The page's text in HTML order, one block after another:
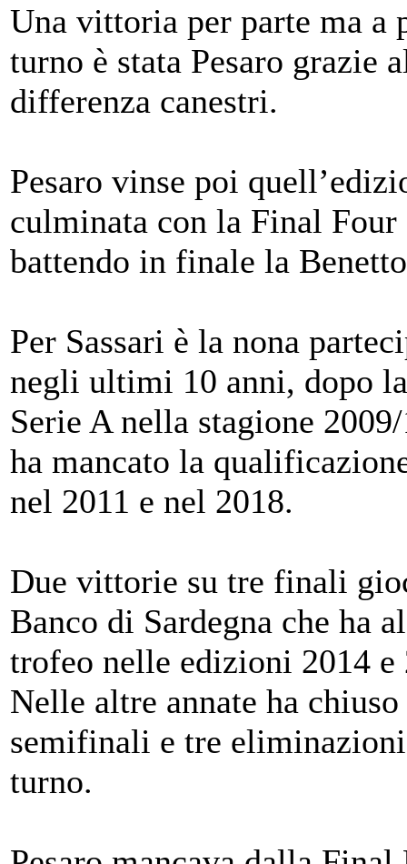
Una vittoria per parte ma a
turno è stata Pesaro grazie
differenza canestri.
Pesaro vinse poi
culminata con la Final
battendo in finale la
Per Sassari è la nona
negli ultimi 10 anni, dopo
Serie A nella stagione
ha mancato la
nel 2011 e nel 2018.
Due vittorie su tre finali
Banco di Sardegna che ha
trofeo nelle edizioni 2014 e
Nelle altre annate ha
semifinali e tre
turno.